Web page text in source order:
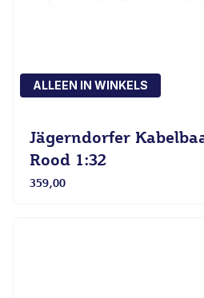
ALLEEN IN WINKELS
Jägerndorfer
Rood 1:32
359,00